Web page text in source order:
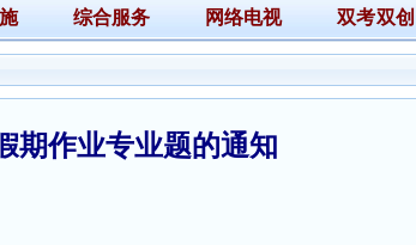
综合服务 网络电视 双考双创
期作业专业题的通知